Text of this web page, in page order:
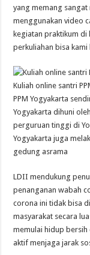
yang memang sangat
menggunakan video
kegiatan praktikum di
perkuliahan bisa kami
Kuliah online santri
PPM Yogyakarta
Yogyakarta dihuni
perguruan tinggi di
Yogyakarta juga
gedung asrama
LDII mendukung
penanganan wabah
corona ini tidak bisa
masyarakat secara
memulai hidup bersih
aktif menjaga jarak